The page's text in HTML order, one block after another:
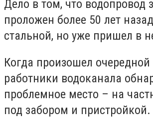
Дело в том, что водопровод
проложен более 50 лет
стальной, но уже пришел в
Когда произошел
работники водоканала
проблемное место – на
под забором и пристройкой.